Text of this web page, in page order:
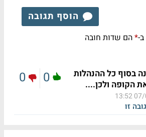
הוסף תגובה
*הם שדות חובה
בסוף כל ההנהלות
הקופה ולכן....
07/
זו
0
0